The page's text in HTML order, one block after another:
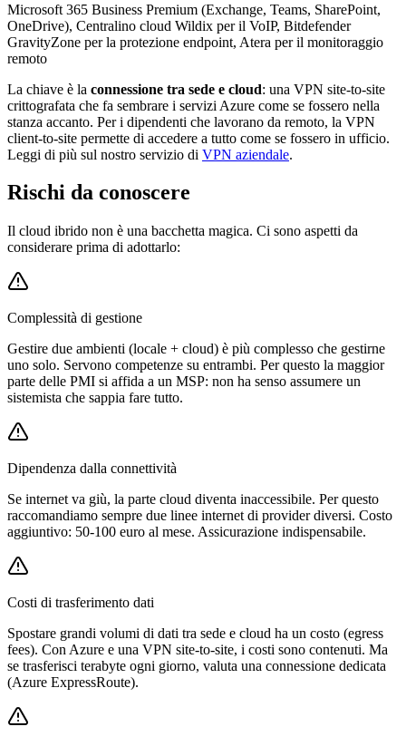
Microsoft 365 Business Premium (Exchange, Teams, SharePoint,
OneDrive), Centralino cloud Wildix per il VoIP, Bitdefender
GravityZone per la protezione endpoint, Atera per il monitoraggio
remoto
La chiave è la connessione tra sede e cloud: una VPN site-to-site
crittografata che fa sembrare i servizi Azure come se fossero nella
stanza accanto. Per i dipendenti che lavorano da remoto, la VPN
client-to-site permette di accedere a tutto come se fossero in ufficio.
Leggi di più sul nostro servizio di VPN aziendale.
Rischi da conoscere
Il cloud ibrido non è una bacchetta magica. Ci sono aspetti da
considerare prima di adottarlo:
Complessità di gestione
Gestire due ambienti (locale + cloud) è più complesso che gestirne
uno solo. Servono competenze su entrambi. Per questo la maggior
parte delle PMI si affida a un MSP: non ha senso assumere un
sistemista che sappia fare tutto.
Dipendenza dalla connettività
Se internet va giù, la parte cloud diventa inaccessibile. Per questo
raccomandiamo sempre due linee internet di provider diversi. Costo
aggiuntivo: 50-100 euro al mese. Assicurazione indispensabile.
Costi di trasferimento dati
Spostare grandi volumi di dati tra sede e cloud ha un costo (egress
fees). Con Azure e una VPN site-to-site, i costi sono contenuti. Ma
se trasferisci terabyte ogni giorno, valuta una connessione dedicata
(Azure ExpressRoute).